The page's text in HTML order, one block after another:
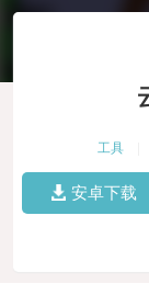
工具
安卓下载